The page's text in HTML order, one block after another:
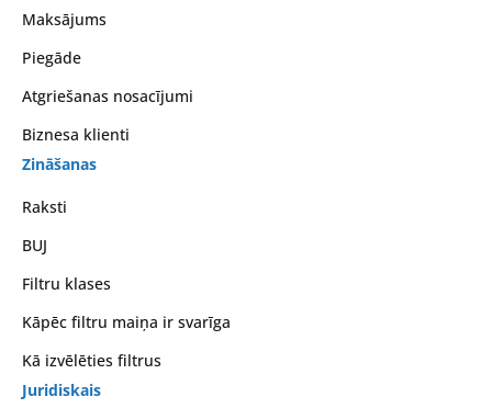
Maksājums
Piegāde
Atgriešanas nosacījumi
Biznesa klienti
Zināšanas
Raksti
BUJ
Filtru klases
Kāpēc filtru maiņa ir svarīga
Kā izvēlēties filtrus
Juridiskais